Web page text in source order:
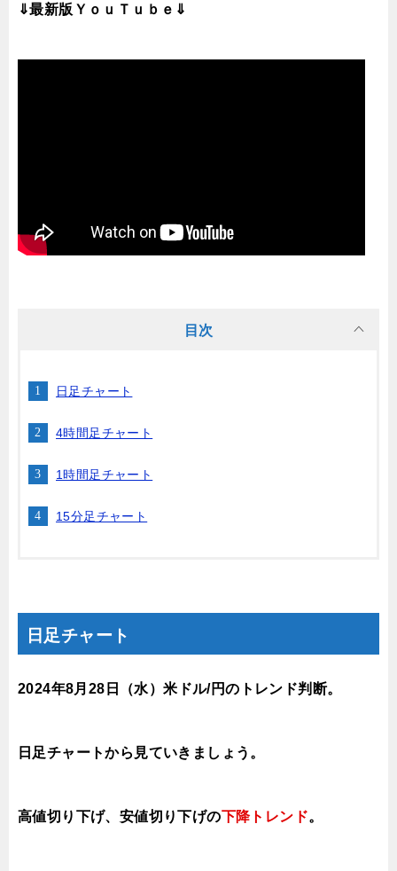
⇓最新版ＹｏｕＴｕｂｅ⇓
目次
日足チャート
4時間足チャート
1時間足チャート
15分足チャート
日足チャート
2024年8月28日 （水）米ドル/円のトレンド判断。
日足チャートから見ていきましょう。
高値切り下げ、安値切り下げの下降トレンド。